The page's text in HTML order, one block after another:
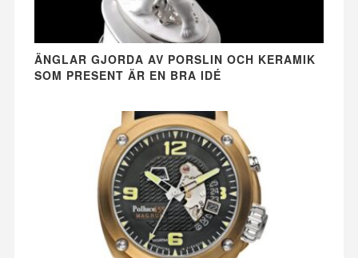
ÄNGLAR GJORDA AV PORSLIN OCH KERAMIK
SOM PRESENT ÄR EN BRA IDÉ